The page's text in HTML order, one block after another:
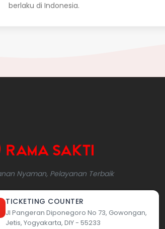
berlaku di Indonesia.
Nyaman, Pelayanan Terbaik
TICKETING COUNTER
Jl Pangeran Diponegoro No 73, Gowongan,
Jetis, Yogyakarta, DIY - 55233